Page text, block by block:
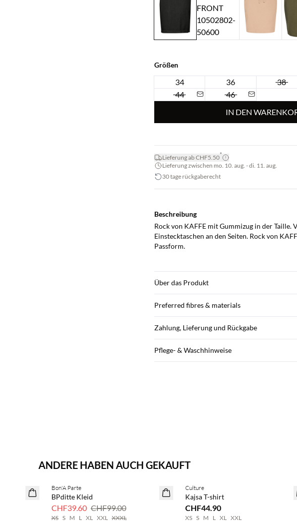
Größen
34 36 38
44
46
IN DEN
Lieferung ab CHF5.50*
Lieferung zwischen mo. 10. aug. - di. 11. aug.
30 tage rückgaberecht
Beschreibung
Rock von KAFFE mit Gummizug in der Taille.
Einstecktaschen an den Seiten. Rock von
Passform.
Über das Produkt
Preferred fibres & materials
Zahlung, Lieferung und Rückgabe
Pflege- & Waschhinweise
ANDERE HABEN AUCH GEKAUFT
SAVE20
Bon'A Parte
BPditte Kleid
CHF39.60 CHF99.00
XS S M L XL XXL XXXL
Culture
Kajsa T-shirt
CHF44.90
XS S M L XL XXL